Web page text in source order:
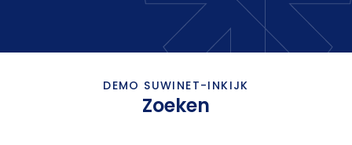
DEMO SUWINET-INKIJK
Zoeken